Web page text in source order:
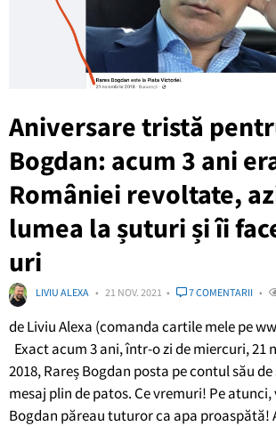
Aniversare tristă
Bogdan: acum 3 ani
României revoltate,
lumea la șuturi și îi
uri
LIVIU ALEXA 21 NOV. 2021 7 COMENTARII
de Liviu Alexa (comanda cartile mele pe
Exact acum 3 ani, într-o zi de miercuri, 21
2018, Rareș Bogdan posta pe contul său
mesaj plin de patos. Ce vremuri! Pe atunci,
Bogdan păreau tuturor ca apa proaspătă!